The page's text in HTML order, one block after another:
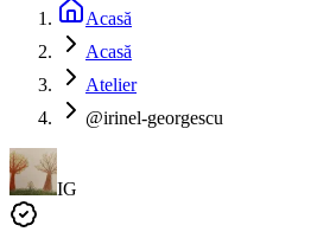
Acasă
Acasă
Atelier
@irinel-georgescu
IG